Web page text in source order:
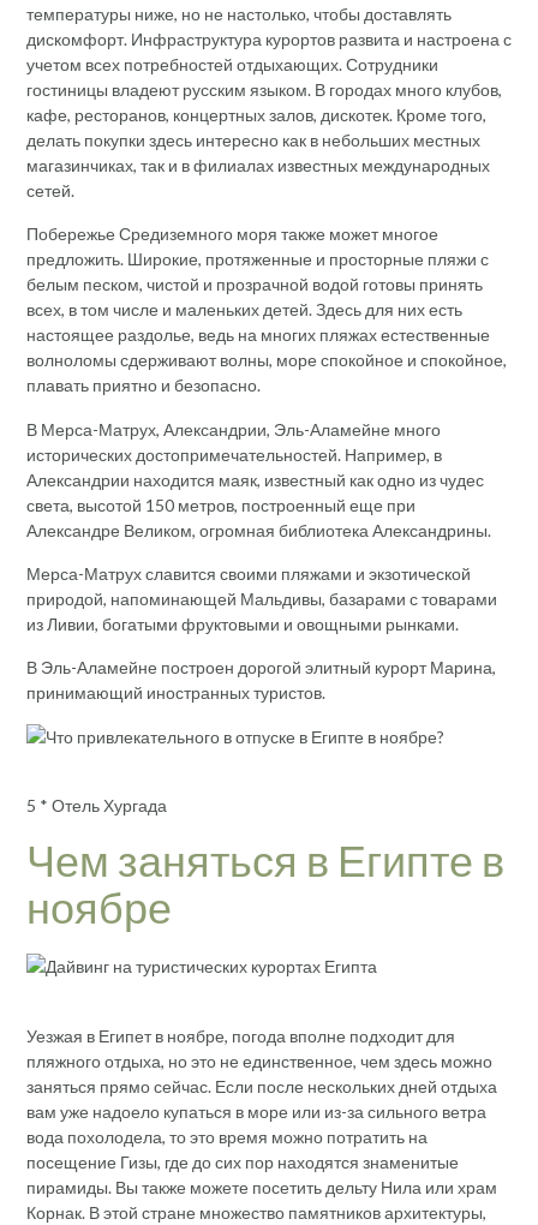
температуры ниже, но не настолько, чтобы доставлять
дискомфорт. Инфраструктура курортов развита и настроена с
учетом всех потребностей отдыхающих. Сотрудники
гостиницы владеют русским языком. В городах много клубов,
кафе, ресторанов, концертных залов, дискотек. Кроме того,
делать покупки здесь интересно как в небольших местных
магазинчиках, так и в филиалах известных международных
сетей.
Побережье Средиземного моря также может многое
предложить. Широкие, протяженные и просторные пляжи с
белым песком, чистой и прозрачной водой готовы принять
всех, в том числе и маленьких детей. Здесь для них есть
настоящее раздолье, ведь на многих пляжах естественные
волноломы сдерживают волны, море спокойное и спокойное,
плавать приятно и безопасно.
В Мерса-Матрух, Александрии, Эль-Аламейне много
исторических достопримечательностей. Например, в
Александрии находится маяк, известный как одно из чудес
света, высотой 150 метров, построенный еще при
Александре Великом, огромная библиотека Александрины.
Мерса-Матрух славится своими пляжами и экзотической
природой, напоминающей Мальдивы, базарами с товарами
из Ливии, богатыми фруктовыми и овощными рынками.
В Эль-Аламейне построен дорогой элитный курорт Марина,
принимающий иностранных туристов.
5 * Отель Хургада
Чем заняться в Египте в
ноябре
Уезжая в Египет в ноябре, погода вполне подходит для
пляжного отдыха, но это не единственное, чем здесь можно
заняться прямо сейчас. Если после нескольких дней отдыха
вам уже надоело купаться в море или из-за сильного ветра
вода похолодела, то это время можно потратить на
посещение Гизы, где до сих пор находятся знаменитые
пирамиды. Вы также можете посетить дельту Нила или храм
Корнак. В этой стране множество памятников архитектуры,